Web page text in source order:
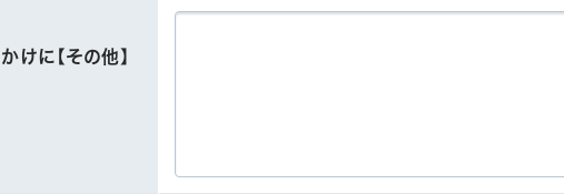
けに【その他】